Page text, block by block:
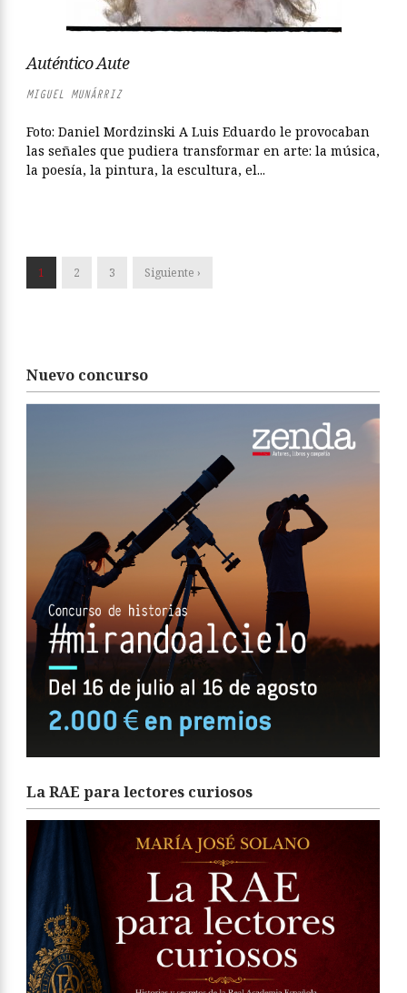
Auténtico Aute
MIGUEL MUNÁRRIZ
Foto: Daniel Mordzinski A Luis Eduardo le provocaban
las señales que pudiera transformar en arte: la música,
la poesía, la pintura, la escultura, el...
1 2 3 Siguiente ›
Nuevo concurso
La RAE para lectores curiosos